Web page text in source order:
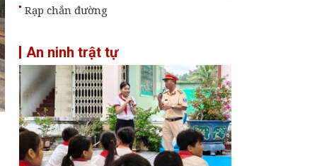
Rạp chắn đường
An ninh trật tự